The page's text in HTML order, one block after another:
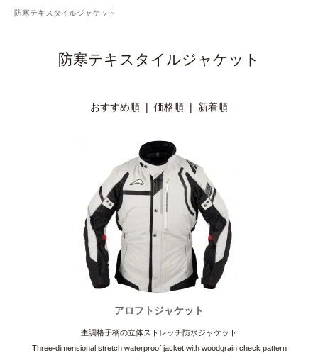
防寒テキスタイルジャケット
防寒テキスタイルジャケット
おすすめ順 | 価格順 | 新着順
アロフトジャケット
杢調格子柄の立体ストレッチ防水ジャケット
Three-dimensional stretch waterproof jacket with woodgrain check pattern